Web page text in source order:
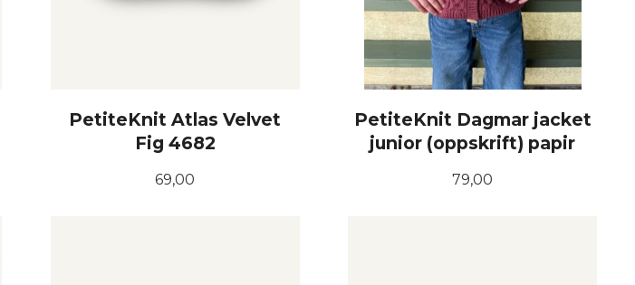
PetiteKnit Atlas Velvet
Fig 4682
Pris
69,00
PetiteKnit Dagmar jacket
junior (oppskrift) papir
Pris
79,00